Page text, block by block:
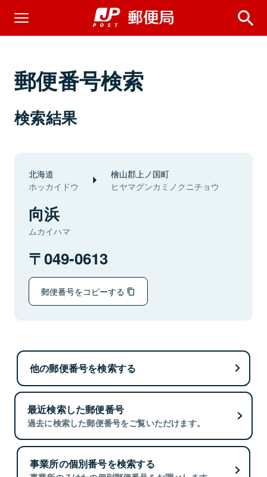
郵便番号検索
検索結果
北海道
ホッカイドウ
檜山郡上ノ国町
ヒヤマグンカミノクニチョウ
向浜
ムカイハマ
049-0613
郵便番号をコピーする
他の郵便番号を検索する
最近検索した郵便番号
過去に検索した郵便番号をご覧いただけます。
事業所の個別番号を検索する